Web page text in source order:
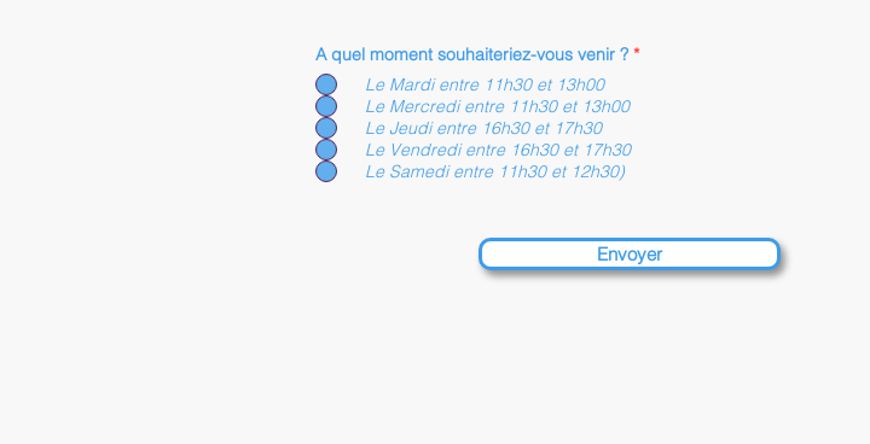
A quel moment souhaiteriez-vous venir ? *
Le Mardi entre 11h30 et 13h00
Le Mercredi entre 11h30 et 13h00
Le Jeudi entre 16h30 et 17h30
Le Vendredi entre 16h30 et 17h30
Le Samedi entre 11h30 et 12h30)
Envoyer